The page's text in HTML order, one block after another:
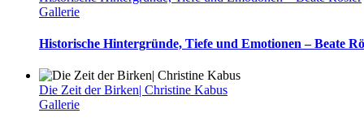
Gallerie
Historische Hintergründe, Tiefe und Emotionen – Beate
Die Zeit der Birken| Christine Kabus
Gallerie